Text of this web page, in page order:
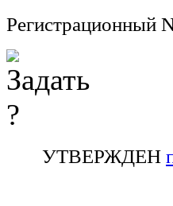
Регистрационный
УТВЕРЖДЕН